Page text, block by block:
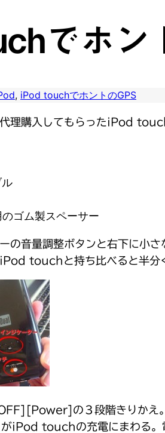
でホン
, iPod touchでホントのGPS
理購入してもらったiPod
ゴム製スペーサー
の音量調整ボタンと右下に小
iPod touchと持ち比べると半
の３段階きりかえ
iPod touchの充電にまわる。